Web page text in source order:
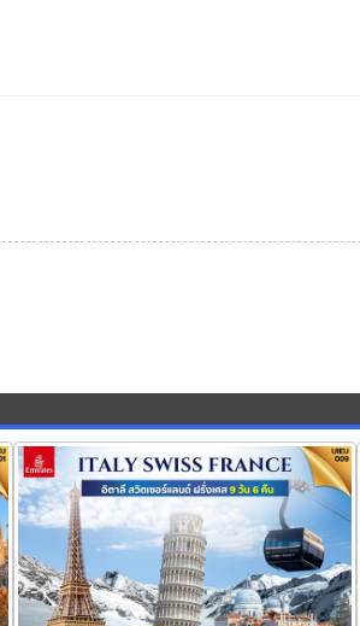
EUROPE CLASSIC อิตาลี สวิตเซอร์แลนด์
ฝรั่งเศส 9วัน 6คืน